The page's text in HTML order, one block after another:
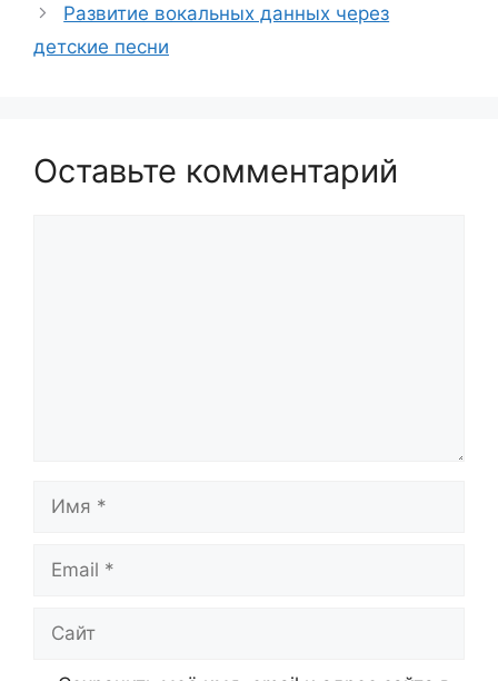
Развитие вокальных данных через
детские песни
Оставьте комментарий
Имя
Email
Сайт